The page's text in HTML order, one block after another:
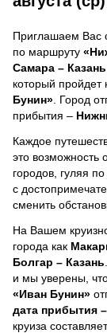
Приглашаем Вас
по маршруту
Самара –
который
Бунин» . Город
прибытия –
Каждое
это возможность
городов, гуляя
с
сменить
На Вашем
города как
Болгар – Казань
и мы уверены,
«Иван Бунин»
дата прибытия
круиза